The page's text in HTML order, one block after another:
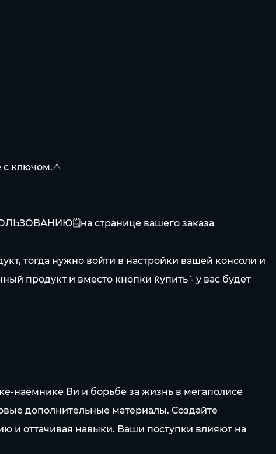
с ключом.⚠️
странице вашего заказа
тогда нужно войти в настройки вашей консоли и
продукт и вместо кнопки ´купить´ - у вас будет
наёмнике Ви и борьбе за жизнь в мегаполисе
дополнительные материалы. Создайте
и оттачивая навыки. Ваши поступки влияют на